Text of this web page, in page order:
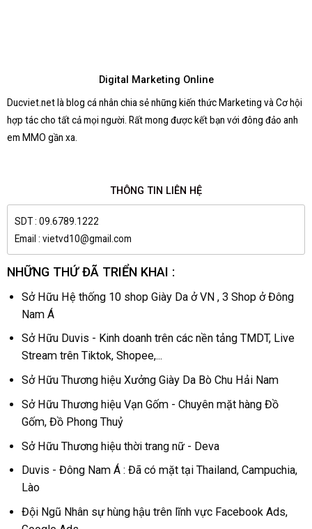
Digital Marketing Online
Ducviet.net là blog cá nhân chia sẻ những kiến thức Marketing và Cơ hội
hợp tác cho tất cả mọi người. Rất mong được kết bạn với đông đảo anh
em MMO gần xa.
THÔNG TIN LIÊN HỆ
SDT : 09.6789.1222
Email : vietvd10@gmail.com
NHỮNG THỨ ĐÃ TRIỂN KHAI :
Sở Hữu Hệ thống 10 shop Giày Da ở VN , 3 Shop ở Đông
Nam Á
Sở Hữu Duvis - Kinh doanh trên các nền tảng TMDT, Live
Stream trên Tiktok, Shopee,...
Sở Hữu Thương hiệu Xưởng Giày Da Bò Chu Hải Nam
Sở Hữu Thương hiệu Vạn Gốm - Chuyên mặt hàng Đồ
Gốm, Đồ Phong Thuỷ
Sở Hữu Thương hiệu thời trang nữ - Deva
Duvis - Đông Nam Á : Đã có mặt tại Thailand, Campuchia,
Lào
Đội Ngũ Nhân sự hùng hậu trên lĩnh vực Facebook Ads,